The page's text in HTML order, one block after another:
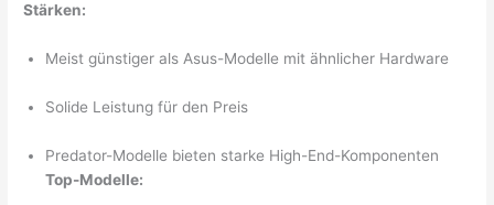
Stärken:
Meist günstiger als Asus-Modelle mit ähnlicher Hardware
Solide Leistung für den Preis
Predator-Modelle bieten starke High-End-Komponenten
Top-Modelle: